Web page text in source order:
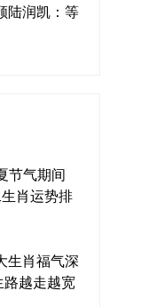
陆润凯：等
节气期间
肖运势排
生肖福气深
越走越宽